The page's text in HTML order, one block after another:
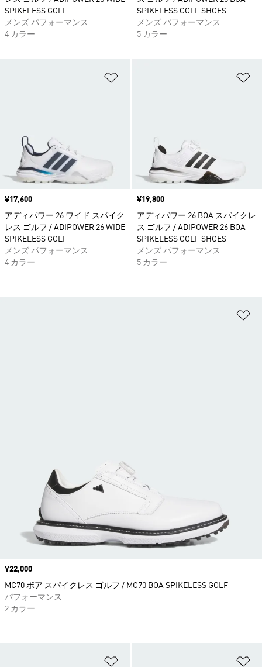
SPIKELESS GOLF
メンズ パフォーマンス
4 カラー
SPIKELESS GOLF SHOES
メンズ パフォーマンス
5 カラー
価格
¥17,600
アディパワー 26 ワイド スパイク
レス ゴルフ / ADIPOWER 26 WIDE
SPIKELESS GOLF
メンズ パフォーマンス
4 カラー
価格
¥19,800
アディパワー 26 BOA スパイクレ
ス ゴルフ / ADIPOWER 26 BOA
SPIKELESS GOLF SHOES
メンズ パフォーマンス
5 カラー
価格
¥22,000
MC70 ボア スパイクレス ゴルフ / MC70 BOA SPIKELESS GOLF
パフォーマンス
2 カラー